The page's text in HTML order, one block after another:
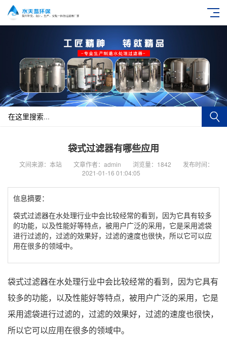
袋式过滤器有哪些应用
文间来源：本站 文章作者：admin 浏览量：1842
发布时间：
2021-01-16 01:04:05
信息摘要：
袋式过滤器在水处理行业中会比较经常的看到，因为它具有较多
的功能，以及性能好等特点，被用户广泛的采用，它是采用滤袋
进行过滤的，过滤的效果好，过滤的速度也很快，所以它可以应
用在很多的领域中。
袋式过滤器在水处理行业中会比较经常的看到，因为它具有
较多的功能，以及性能好等特点，被用户广泛的采用，它是
采用滤袋进行过滤的，过滤的效果好，过滤的速度也很快，
所以它可以应用在很多的领域中。